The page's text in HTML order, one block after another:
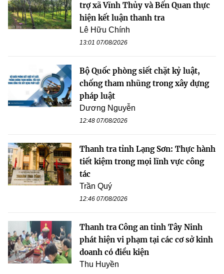
trợ xã Vĩnh Thủy và Bến Quan thực
hiện kết luận thanh tra
Lê Hữu Chính
13:01 07/08/2026
Bộ Quốc phòng siết chặt kỷ luật,
chống tham nhũng trong xây dựng
pháp luật
Dương Nguyễn
12:48 07/08/2026
Thanh tra tỉnh Lạng Sơn: Thực hành
tiết kiệm trong mọi lĩnh vực công
tác
Trần Quý
12:46 07/08/2026
Thanh tra Công an tỉnh Tây Ninh
phát hiện vi phạm tại các cơ sở kinh
doanh có điều kiện
Thu Huyền